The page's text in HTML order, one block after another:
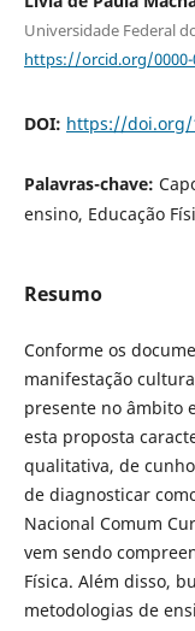
Universidade Federal
https://orcid.org/0000-
DOI: https://doi.org/
Palavras-chave:
ensino, Educação
Resumo
Conforme os
manifestação
presente no âmbito
esta proposta
qualitativa, de
de diagnosticar
Nacional Comum
vem sendo
Física. Além disso,
metodologias de